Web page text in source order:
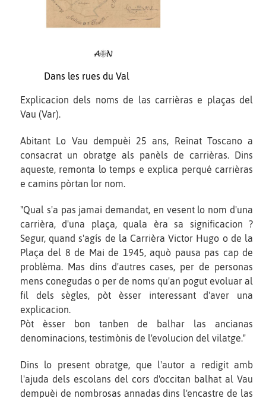
Dans les rues du Val
Explicacion dels noms de las carrièras e plaças del
Vau (Var).
Abitant Lo Vau dempuèi 25 ans, Reinat Toscano a
consacrat un obratge als panèls de carrièras. Dins
aqueste, remonta lo temps e explica perqué carrièras
e camins pòrtan lor nom.
"Qual s'a pas jamai demandat, en vesent lo nom d'una
carrièra, d'una plaça, quala èra sa significacion ?
Segur, quand s'agís de la Carrièra Victor Hugo o de la
Plaça del 8 de Mai de 1945, aquò pausa pas cap de
problèma. Mas dins d'autres cases, per de personas
mens conegudas o per de noms qu'an pogut evoluar al
fil dels sègles, pòt èsser interessant d'aver una
explicacion.
Pòt èsser bon tanben de balhar las ancianas
denominacions, testimònis de l'evolucion del vilatge."
Dins lo present obratge, que l'autor a redigit amb
l'ajuda dels escolans del cors d'occitan balhat al Vau
dempuèi de nombrosas annadas dins l'encastre de las